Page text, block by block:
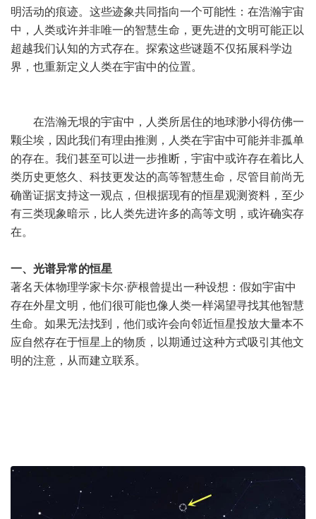
明活动的痕迹。这些迹象共同指向一个可能性：在浩瀚宇宙
中，人类或许并非唯一的智慧生命，更先进的文明可能正以
超越我们认知的方式存在。探索这些谜题不仅拓展科学边
界，也重新定义人类在宇宙中的位置。
在浩瀚无垠的宇宙中，人类所居住的地球渺小得仿佛一
颗尘埃，因此我们有理由推测，人类在宇宙中可能并非孤单
的存在。我们甚至可以进一步推断，宇宙中或许存在着比人
类历史更悠久、科技更发达的高等智慧生命，尽管目前尚无
确凿证据支持这一观点，但根据现有的恒星观测资料，至少
有三类现象暗示，比人类先进许多的高等文明，或许确实存
在。
一、光谱异常的恒星
著名天体物理学家卡尔·萨根曾提出一种设想：假如宇宙中
存在外星文明，他们很可能也像人类一样渴望寻找其他智慧
生命。如果无法找到，他们或许会向邻近恒星投放大量本不
应自然存在于恒星上的物质，以期通过这种方式吸引其他文
明的注意，从而建立联系。